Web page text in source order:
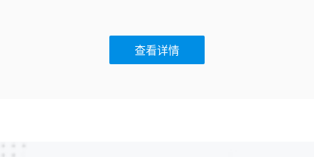
查看详情